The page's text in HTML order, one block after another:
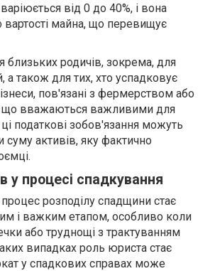
від 0 до 40%, і вона
вартості майна, що перевищує
близьких родичів, зокрема, для
а також для тих, хто успадковує
пов'язані з фермерством або
що вважаються важливими для
податкові зобов'язання можуть
суму активів, яку фактично
у процесі спадкування
розподілу спадщини стає
і важким етапом, особливо коли
або труднощі з трактуванням
випадках роль юриста стає
у спадкових справах може